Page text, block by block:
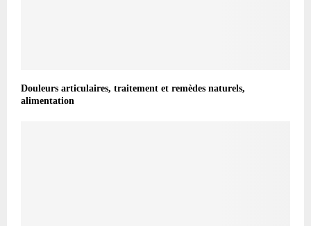
Douleurs articulaires, traitement et remèdes naturels,
alimentation